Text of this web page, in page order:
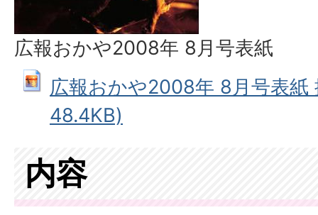
広報おかや2008年 8月号表紙
広報おかや2008年 8月号表紙
48.4KB)
内容